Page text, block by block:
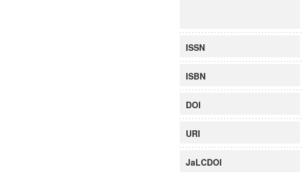
ISSN
ISBN
DOI
URI
JaLCDOI